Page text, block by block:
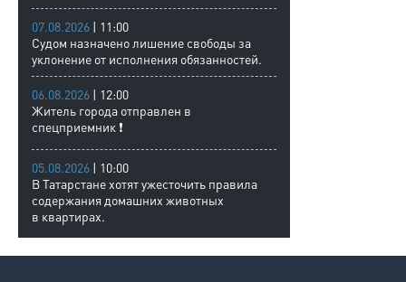
07.08.2026 | 11:00
Судом назначено лишение свободы за
уклонение от исполнения обязанностей.
06.08.2026 | 12:00
Житель города отправлен в
спецприемник ❗
05.08.2026 | 10:00
В Татарстане хотят ужесточить правила
содержания домашних животных
в квартирах.